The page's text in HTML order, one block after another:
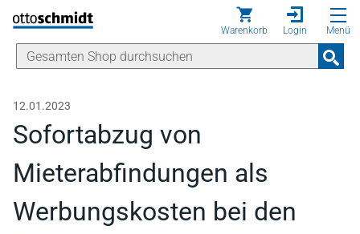
Direkt zum Inhalt
Warenkorb Login Menü
12.01.2023
Sofortabzug von
Mieterabfindungen als
Werbungskosten bei den